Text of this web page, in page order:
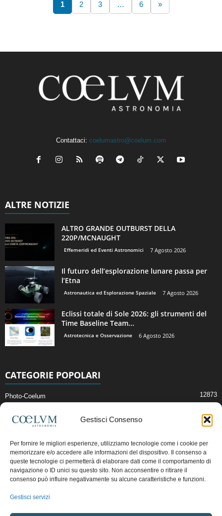
Gestisci Consenso
Per fornire le migliori esperienze, utilizziamo tecnologie come i cookie per
memorizzare e/o accedere alle informazioni del dispositivo. Il consenso a
queste tecnologie ci permetterà di elaborare dati come il comportamento di
navigazione o ID unici su questo sito. Non acconsentire o ritirare il
consenso può influire negativamente su alcune caratteristiche e funzioni.
Gestisci servizi
1 2 3 … 6 »
Contattaci: coelumastro@coelum.com
ALTRE NOTIZIE
ALTRO GRANDE OUTBURST DELLA
220P/MCNAUGHT
Effemeridi ed Eventi Astronomici 7 Agosto 2026
Il futuro dell’esplorazione lunare passa per
l’Etna
Astronautica ed Esplorazione Spaziale 7 Agosto 2026
Eclissi totale di Sole 2026: gli strumenti del
Time Baseline Team...
Astrotecnica e Osservazione 6 Agosto 2026
CATEGORIE POPOLARI
Photo-Coelum 12873
News di Astronomia 2411
Cielo del Mese
Astronomia, Astrofisica e Cosmologia
Articoli e Risorse On-Line